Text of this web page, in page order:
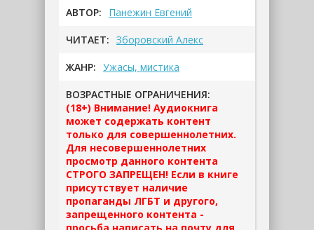
АВТОР: Панежин Евгений
ЧИТАЕТ: Зборовский Алекс
ЖАНР: Ужасы, мистика
ВОЗРАСТНЫЕ ОГРАНИЧЕНИЯ:
(18+) Внимание! Аудиокнига
может содержать контент
только для совершеннолетних.
Для несовершеннолетних
просмотр данного контента
СТРОГО ЗАПРЕЩЕН! Если в книге
присутствует наличие
пропаганды ЛГБТ и другого,
запрещенного контента -
просьба написать на почту для